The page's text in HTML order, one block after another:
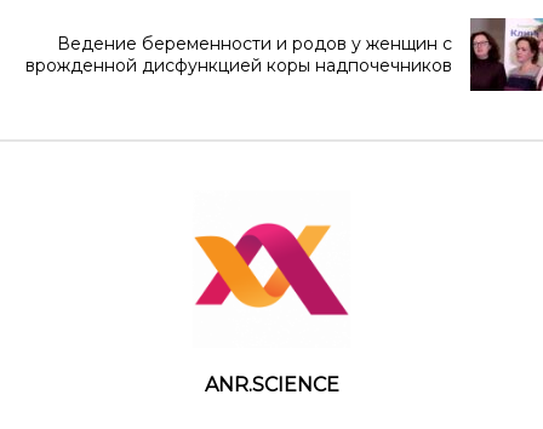
Ведение беременности и родов у женщин с
врожденной дисфункцией коры надпочечников
ANR.SCIENCE